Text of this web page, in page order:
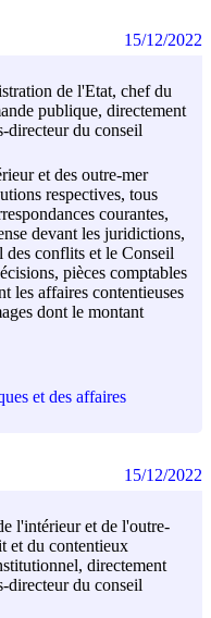
de l'Etat, chef du
publique, directement
directeur du conseil
et des outre-mer
respectives, tous
courantes,
devant les juridictions,
conflits et le Conseil
pièces comptables
les affaires contentieuses
dont le montant
et des affaires
15/12/2022
l'intérieur et de l'outre-
et du contentieux
directement
directeur du conseil
15/12/2022